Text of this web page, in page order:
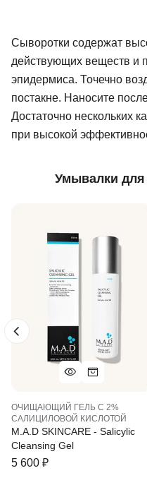
Сыворотки содержат
действующих веществ и
эпидермиса. Точечно
постакне. Наносите
Достаточно нескольких
при высокой
Умывалки
ОЧИЩАЮЩИЙ ГЕЛЬ С 2%
САЛИЦИЛОВОЙ КИСЛОТОЙ
M.A.D SKINCARE - Salicylic
Cleansing Gel
5 600 ₽